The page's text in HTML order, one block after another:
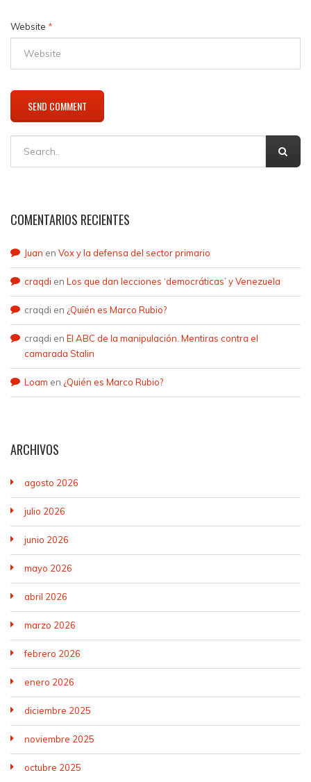
Website *
COMENTARIOS RECIENTES
Juan en Vox y la defensa del sector primario
craqdi en Los que dan lecciones ‘democráticas’ y Venezuela
craqdi en ¿Quién es Marco Rubio?
craqdi en El ABC de la manipulación. Mentiras contra el
camarada Stalin
Loam en ¿Quién es Marco Rubio?
ARCHIVOS
agosto 2026
julio 2026
junio 2026
mayo 2026
abril 2026
marzo 2026
febrero 2026
enero 2026
diciembre 2025
noviembre 2025
octubre 2025